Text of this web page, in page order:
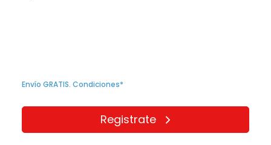
Envío GRATIS. Condiciones*
Registrate